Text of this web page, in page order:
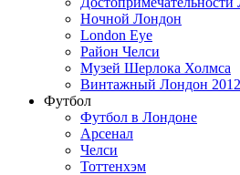
Ночной Лондон
London Eye
Район Челси
Музей Шерлока Холмса
Винтажный Лондон 2012
Футбол
Футбол в Лондоне
Арсенал
Челси
Тоттенхэм